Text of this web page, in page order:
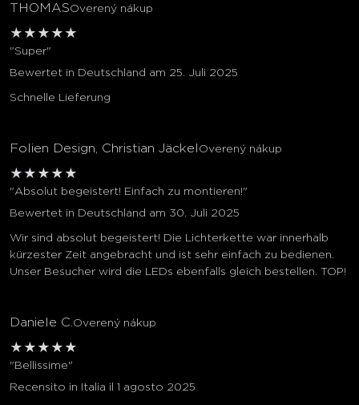
THOMASOverený nákup
★ ★ ★ ★ ★
"Super"
Bewertet in Deutschland am 25. Juli 2025
Schnelle Lieferung
Folien Design, Christian Jäckel Overený nákup
★ ★ ★ ★ ★
"Absolut begeistert! Einfach zu montieren!"
Bewertet in Deutschland am 30. Juli 2025
Wir sind absolut begeistert! Die Lichterkette war innerhalb
kürzester Zeit angebracht und ist sehr einfach zu bedienen.
Unser Besucher wird die LEDs ebenfalls gleich bestellen. TOP!
Daniele C. Overený nákup
★ ★ ★ ★ ★
"Bellissime"
Recensito in Italia il 1 agosto 2025